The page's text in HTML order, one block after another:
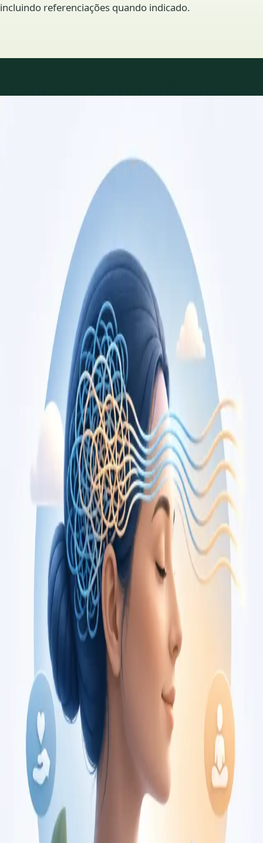
incluindo referenciações quando indicado.
disponíveis
Perfis actualizados à medida que a equipa cresce.
Consulta de Cardiologia
Consulta com cardiologista registado na Ordem
dos Médicos. Avaliação de risco cardiovascular,
gestão de doença cardíaca, e segundas
opiniões, por videochamada segura.
Consulta de Cardiologia
Marcar consulta
Consulta de Oncologia
Segunda opinião independente sobre diagnóstico ou plano de
tratamento oncológico, com oncologista médico registado na
Ordem dos Médicos. Apoio também em cuidados paliativos.
Saiba mais Consulta de Oncologia
Marcar consulta
Specialist
Consulta de Pediatria
Consulta com pediatra registado no Colégio de Pediatria da
Ordem dos Médicos. Avaliação especializada para condições
complexas, crónicas, e de desenvolvimento, por
videochamada.